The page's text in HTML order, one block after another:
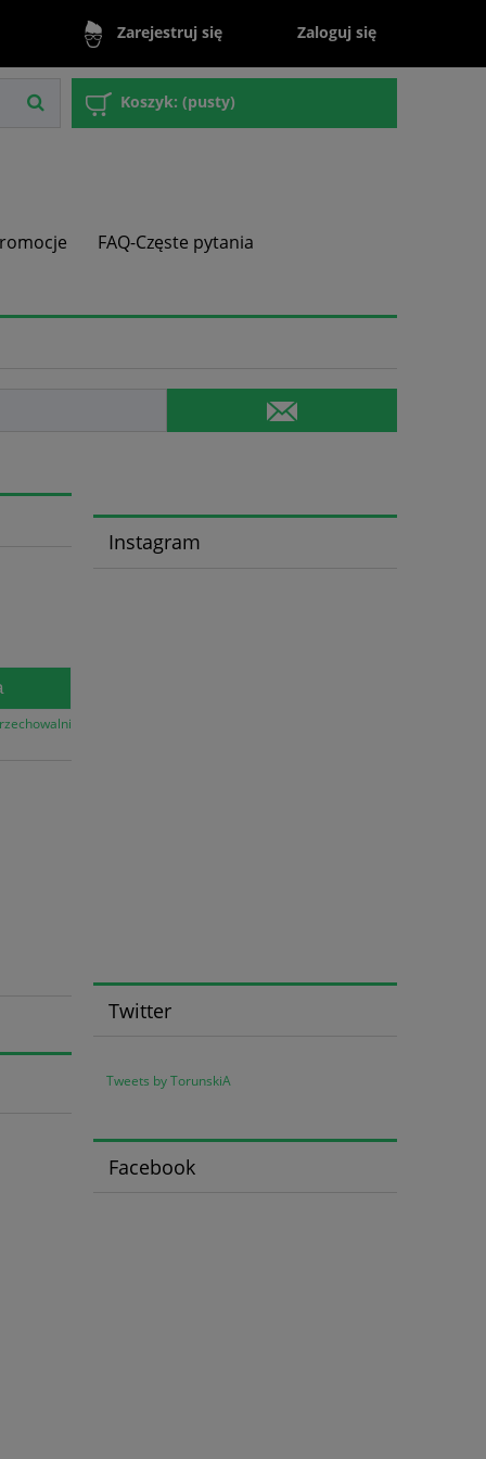
Zarejestruj się Zaloguj się
Koszyk: (pusty)
FAQ-Częste pytania
Instagram
Twitter
Tweets by TorunskiA
Facebook